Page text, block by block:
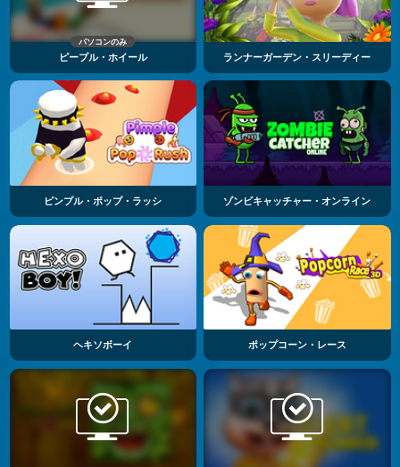
パソコンのみ
ピープル・ホイール ランナーガーデン・スリーディー
ピンプル・ポップ・ラッシ ゾンビキャッチャー・オンライン
ヘキソボーイ ポップコーン・レース